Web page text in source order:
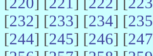
[232] [233] [234] [235
[244] [245] [246] [247